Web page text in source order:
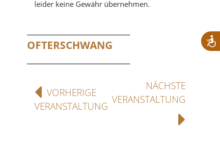
leider keine Gewähr übernehmen.
OFTERSCHWANG
VORHERIGE
VERANSTALTUNG
NÄCHSTE
VERANSTALTUNG